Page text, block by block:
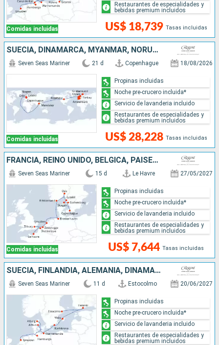
Comidas incluidas US$ 18,739 Tasas incluidas
Restaurantes de especialidades y
bebidas premium incluidos
SUECIA, DINAMARCA, MYANMAR, NORUEGA, REINO UNIDO, BÉLGICA, PAISES BAJOS
Comidas incluidas
Seven Seas Mariner 21 d Copenhague 18/08/2026
US$ 28,228 Tasas incluidas
Propinas incluidas
Noche pre-crucero incluida*
Servicio de lavanderia incluido
Restaurantes de especialidades y
bebidas premium incluidos
FRANCIA, REINO UNIDO, BÉLGICA, PAISES BAJOS, ALEMANIA, NORUEGA, DINAMARCA, SUECIA
Comidas incluidas
Seven Seas Mariner 15 d Le Havre 27/05/2027
US$ 7,644 Tasas incluidas
Propinas incluidas
Noche pre-crucero incluida*
Servicio de lavanderia incluido
Restaurantes de especialidades y
bebidas premium incluidos
SUECIA, FINLANDIA, ALEMANIA, DINAMARCA, PAISES BAJOS
Seven Seas Mariner 11 d Estocolmo 20/06/2027
Propinas incluidas
Noche pre-crucero incluida*
Servicio de lavanderia incluido
Restaurantes de especialidades y
bebidas premium incluidos